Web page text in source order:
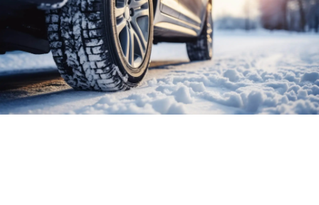
Bestel voordelig winterbanden
Gratis bezorgd of montage bij jou in de buurt
Seizoen:
Merken: